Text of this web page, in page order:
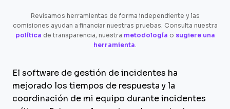
Revisamos herramientas de forma independiente y las
comisiones ayudan a financiar nuestras pruebas. Consulta nuestra
política de transparencia, nuestra metodología o sugiere una
herramienta.
El software de gestión de incidentes ha
mejorado los tiempos de respuesta y la
coordinación de mi equipo durante incidentes